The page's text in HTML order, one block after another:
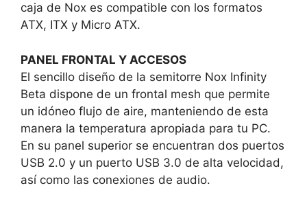
caja de Nox es compatible con los formatos
ATX, ITX y Micro ATX.
PANEL FRONTAL Y ACCESOS
El sencillo diseño de la semitorre Nox Infinity
Beta dispone de un frontal mesh que permite
un idóneo flujo de aire, manteniendo de esta
manera la temperatura apropiada para tu PC.
En su panel superior se encuentran dos puertos
USB 2.0 y un puerto USB 3.0 de alta velocidad,
así como las conexiones de audio.